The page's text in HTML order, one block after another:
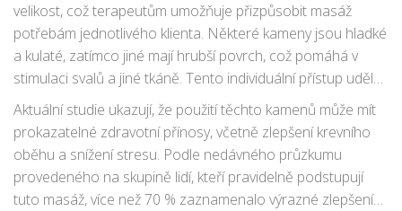
velikost, což terapeutům umožňuje přizpůsobit masáž
potřebám jednotlivého klienta. Některé kameny jsou hladké
a kulaté, zatímco jiné mají hrubší povrch, což pomáhá v
stimulaci svalů a jiné tkáně. Tento individuální přístup udělal
z masáže lávovými kameny velmi žádaný a všestranný
způsob léčby.
Aktuální studie ukazují, že použití těchto kamenů může mít
prokazatelné zdravotní přínosy, včetně zlepšení krevního
oběhu a snížení stresu. Podle nedávného průzkumu
provedeného na skupině lidí, kteří pravidelně podstupují
tuto masáž, více než 70 % zaznamenalo výrazné zlepšení